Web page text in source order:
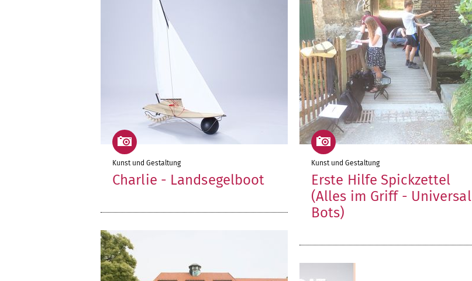
Charlie - Landsegelboot
Kunst und Gestaltung
Erste Hilfe Spickzettel
(Alles im Griff - Universal
Bots)
Kunst und Gestaltung